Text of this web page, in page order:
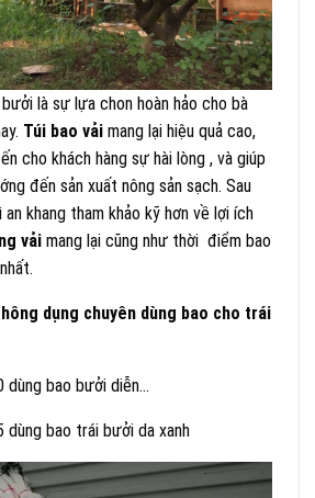
là sự lựa chon hoàn hảo cho bà
Túi bao vải mang lại hiệu quả cao,
cho khách hàng sự hài lòng , và giúp
đến sản xuất nông sản sạch. Sau
khang tham khảo kỹ hơn về lợi ích
vải mang lại cũng như thời điểm bao
dụng chuyên dùng bao cho trái
bao bưởi diễn…
bao trái bưởi da xanh